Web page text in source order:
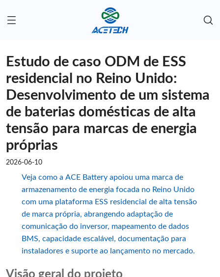
Estudo de caso ODM de ESS
residencial no Reino Unido:
Desenvolvimento de um sistema
de baterias domésticas de alta
tensão para marcas de energia
próprias
2026-06-10
Veja como a ACE Battery apoiou uma marca de
armazenamento de energia focada no Reino Unido
com uma plataforma ESS residencial de alta tensão
de marca própria, abrangendo adaptação de
comunicação do inversor, mapeamento de dados
BMS, capacidade escalável, documentação para
instaladores e suporte ao lançamento no mercado.
Visão geral do projeto